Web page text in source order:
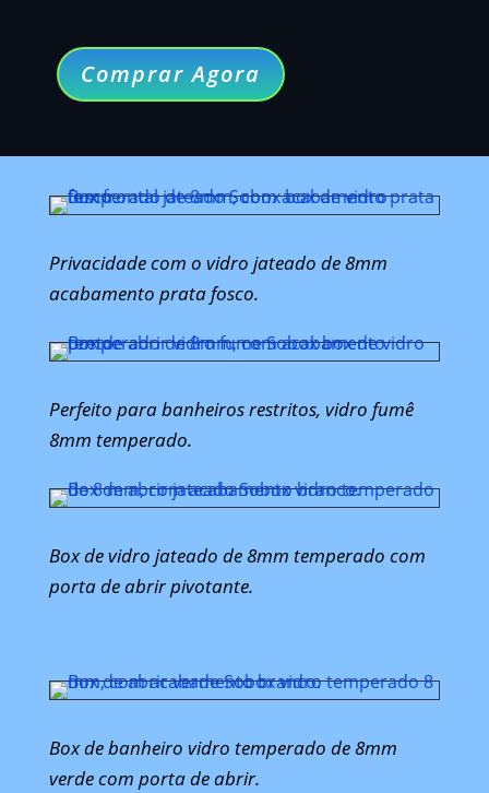
Comprar Agora
Privacidade com o vidro jateado de 8mm
acabamento prata fosco.
Perfeito para banheiros restritos, vidro fumê
8mm temperado.
Box de vidro jateado de 8mm temperado com
porta de abrir pivotante.
Box de banheiro vidro temperado de 8mm
verde com porta de abrir.